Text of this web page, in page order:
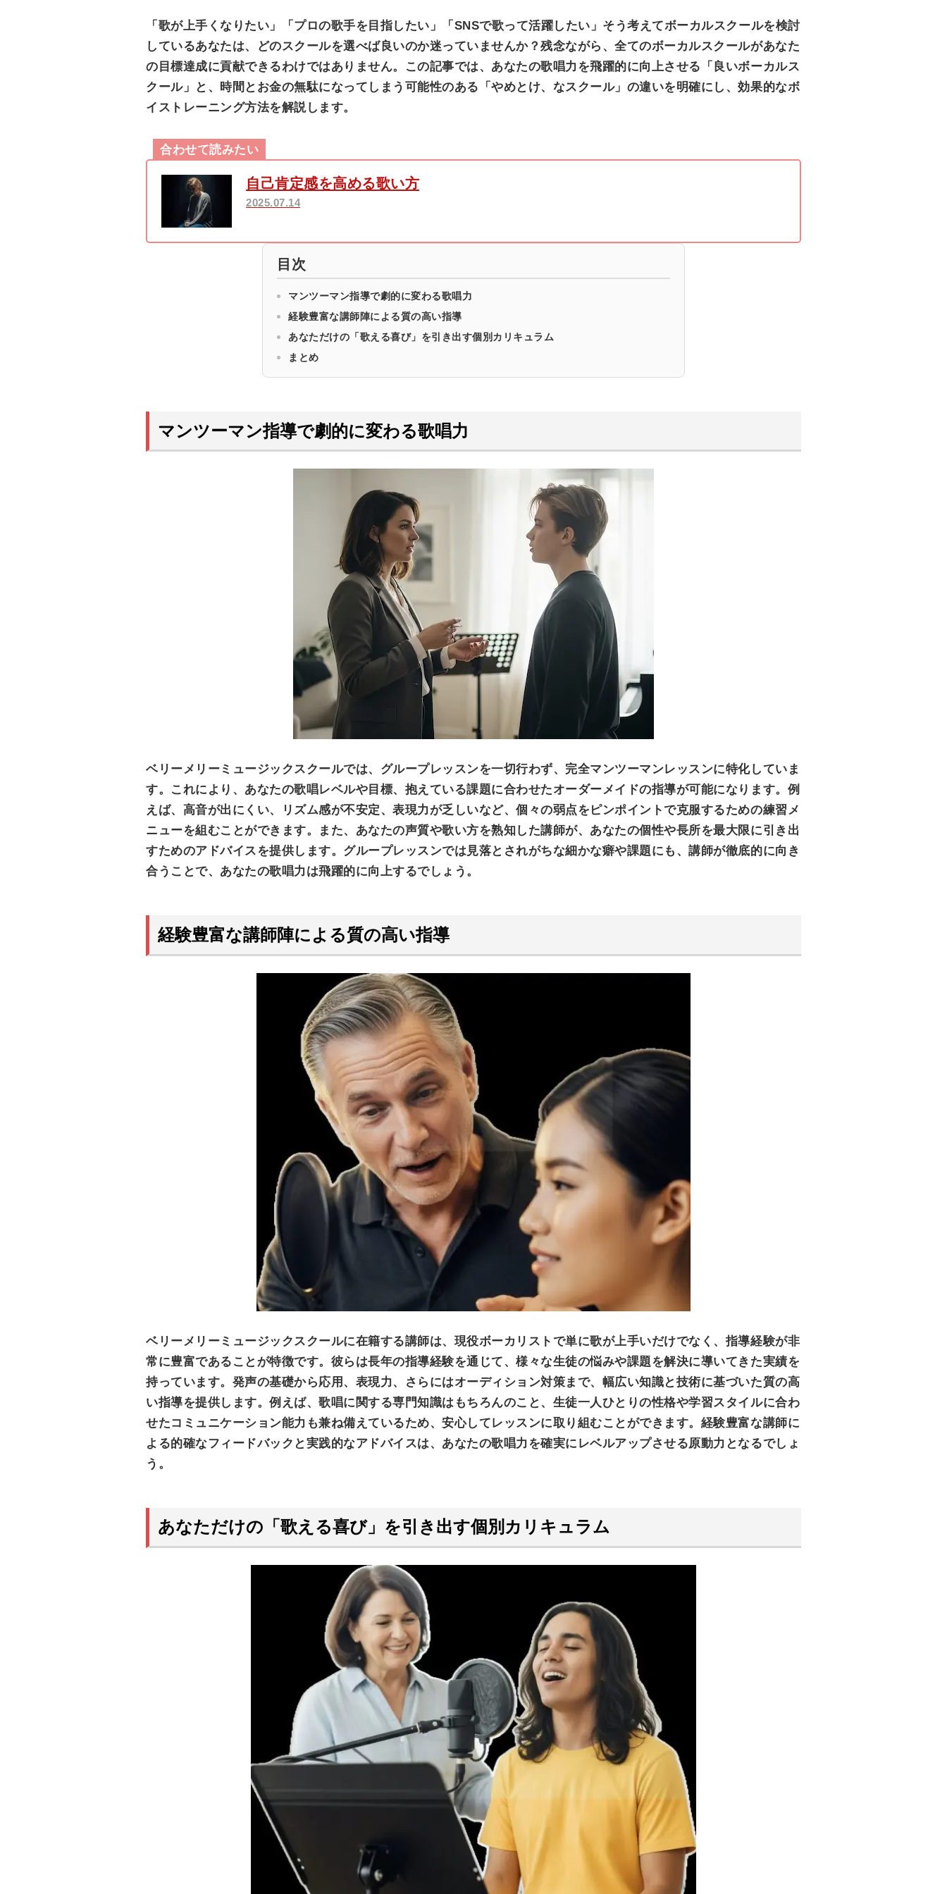
「歌が上手くなりたい」「プロの歌手を目指したい」「SNSで歌って活躍したい」そう考えてボーカルスクールを検討
しているあなたは、どのスクールを選べば良いのか迷っていませんか？残念ながら、全てのボーカルスクールがあなた
の目標達成に貢献できるわけではありません。この記事では、あなたの歌唱力を飛躍的に向上させる「良いボーカルス
クール」と、時間とお金の無駄になってしまう可能性のある「やめとけ、なスクール」の違いを明確にし、効果的なボ
イストレーニング方法を解説します。
合わせて読みたい
自己肯定感を高める歌い方
2025.07.14
目次
マンツーマン指導で劇的に変わる歌唱力
経験豊富な講師陣による質の高い指導
あなただけの「歌える喜び」を引き出す個別カリキュラム
まとめ
マンツーマン指導で劇的に変わる歌唱力
ベリーメリーミュージックスクールでは、グループレッスンを一切行わず、完全マンツーマンレッスンに特化していま
す。これにより、あなたの歌唱レベルや目標、抱えている課題に合わせたオーダーメイドの指導が可能になります。例
えば、高音が出にくい、リズム感が不安定、表現力が乏しいなど、個々の弱点をピンポイントで克服するための練習メ
ニューを組むことができます。また、あなたの声質や歌い方を熟知した講師が、あなたの個性や長所を最大限に引き出
すためのアドバイスを提供します。グループレッスンでは見落とされがちな細かな癖や課題にも、講師が徹底的に向き
合うことで、あなたの歌唱力は飛躍的に向上するでしょう。
経験豊富な講師陣による質の高い指導
ベリーメリーミュージックスクールに在籍する講師は、現役ボーカリストで単に歌が上手いだけでなく、指導経験が非
常に豊富であることが特徴です。彼らは長年の指導経験を通じて、様々な生徒の悩みや課題を解決に導いてきた実績を
持っています。発声の基礎から応用、表現力、さらにはオーディション対策まで、幅広い知識と技術に基づいた質の高
い指導を提供します。例えば、歌唱に関する専門知識はもちろんのこと、生徒一人ひとりの性格や学習スタイルに合わ
せたコミュニケーション能力も兼ね備えているため、安心してレッスンに取り組むことができます。経験豊富な講師に
よる的確なフィードバックと実践的なアドバイスは、あなたの歌唱力を確実にレベルアップさせる原動力となるでしょ
う。
あなただけの「歌える喜び」を引き出す個別カリキュラム